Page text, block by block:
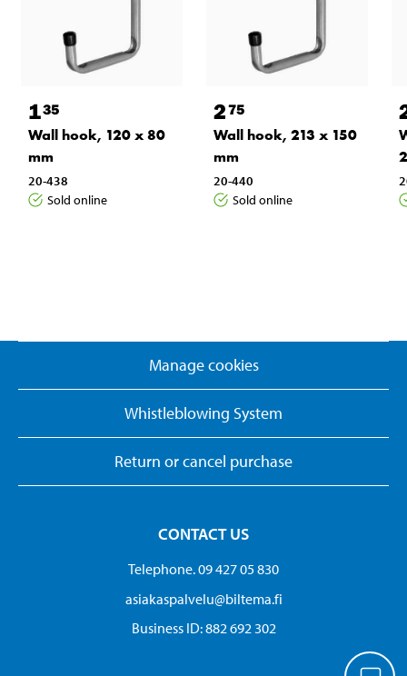
135
Wall hook, 120 x 80
mm
20-438
Sold online
275
Wall hook, 213 x 150
mm
20-440
Sold online
Manage cookies
Whistleblowing System
Return or cancel purchase
CONTACT US
Telephone. 09 427 05 830
asiakaspalvelu@biltema.fi
Business ID:​ 882 692 302